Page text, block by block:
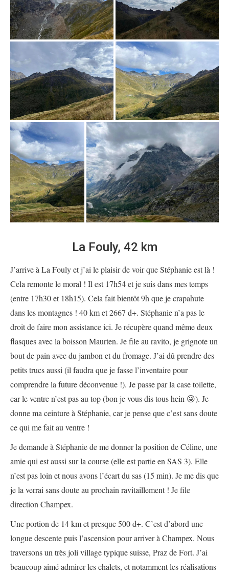
La Fouly, 42 km
J’arrive à La Fouly et j’ai le plaisir de voir que Stéphanie est là !
Cela remonte le moral ! Il est 17h54 et je suis dans mes temps
(entre 17h30 et 18h15). Cela fait bientôt 9h que je crapahute
dans les montagnes ! 40 km et 2667 d+. Stéphanie n’a pas le
droit de faire mon assistance ici. Je récupère quand même deux
flasques avec la boisson Maurten. Je file au ravito, je grignote un
bout de pain avec du jambon et du fromage. J’ai dû prendre des
petits trucs aussi (il faudra que je fasse l’inventaire pour
comprendre la future déconvenue !). Je passe par la case toilette,
car le ventre n’est pas au top (bon je vous dis tous hein 😜). Je
donne ma ceinture à Stéphanie, car je pense que c’est sans doute
ce qui me fait au ventre !
Je demande à Stéphanie de me donner la position de Céline, une
amie qui est aussi sur la course (elle est partie en SAS 3). Elle
n’est pas loin et nous avons l’écart du sas (15 min). Je me dis que
je la verrai sans doute au prochain ravitaillement ! Je file
direction Champex.
Une portion de 14 km et presque 500 d+. C’est d’abord une
longue descente puis l’ascension pour arriver à Champex. Nous
traversons un très joli village typique suisse, Praz de Fort. J’ai
beaucoup aimé admirer les chalets, et notamment les réalisations